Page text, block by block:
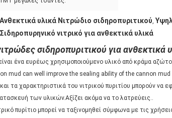
Ανθεκτικά υλικά Νιτρώδιο σιδηροπυριτικού,
Σιδηροπυρηνικό νιτρικό για ανθεκτικά υλικά
σιδηροπυριτικού για ανθεκτικά
είναι ένα ευρέως χρησιμοποιούμενο υλικό από κράμα
mud can well improve the sealing ability of the cannon
τα χαρακτηριστικά του νιτρικού πυριτίου μπορούν να
των υλικών.Αξίζει ακόμα να το λατρεύεις..
πυρίτιο μπορεί να ταξινομηθεί σύμφωνα με τις